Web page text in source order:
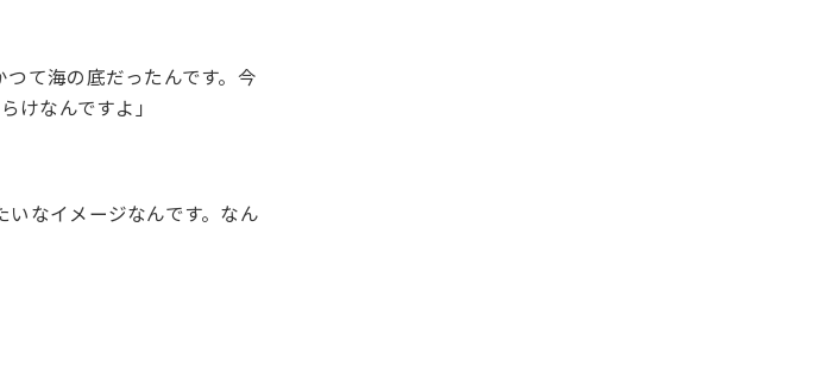
て海の底だったんです。今
けなんですよ」
いなイメージなんです。なん